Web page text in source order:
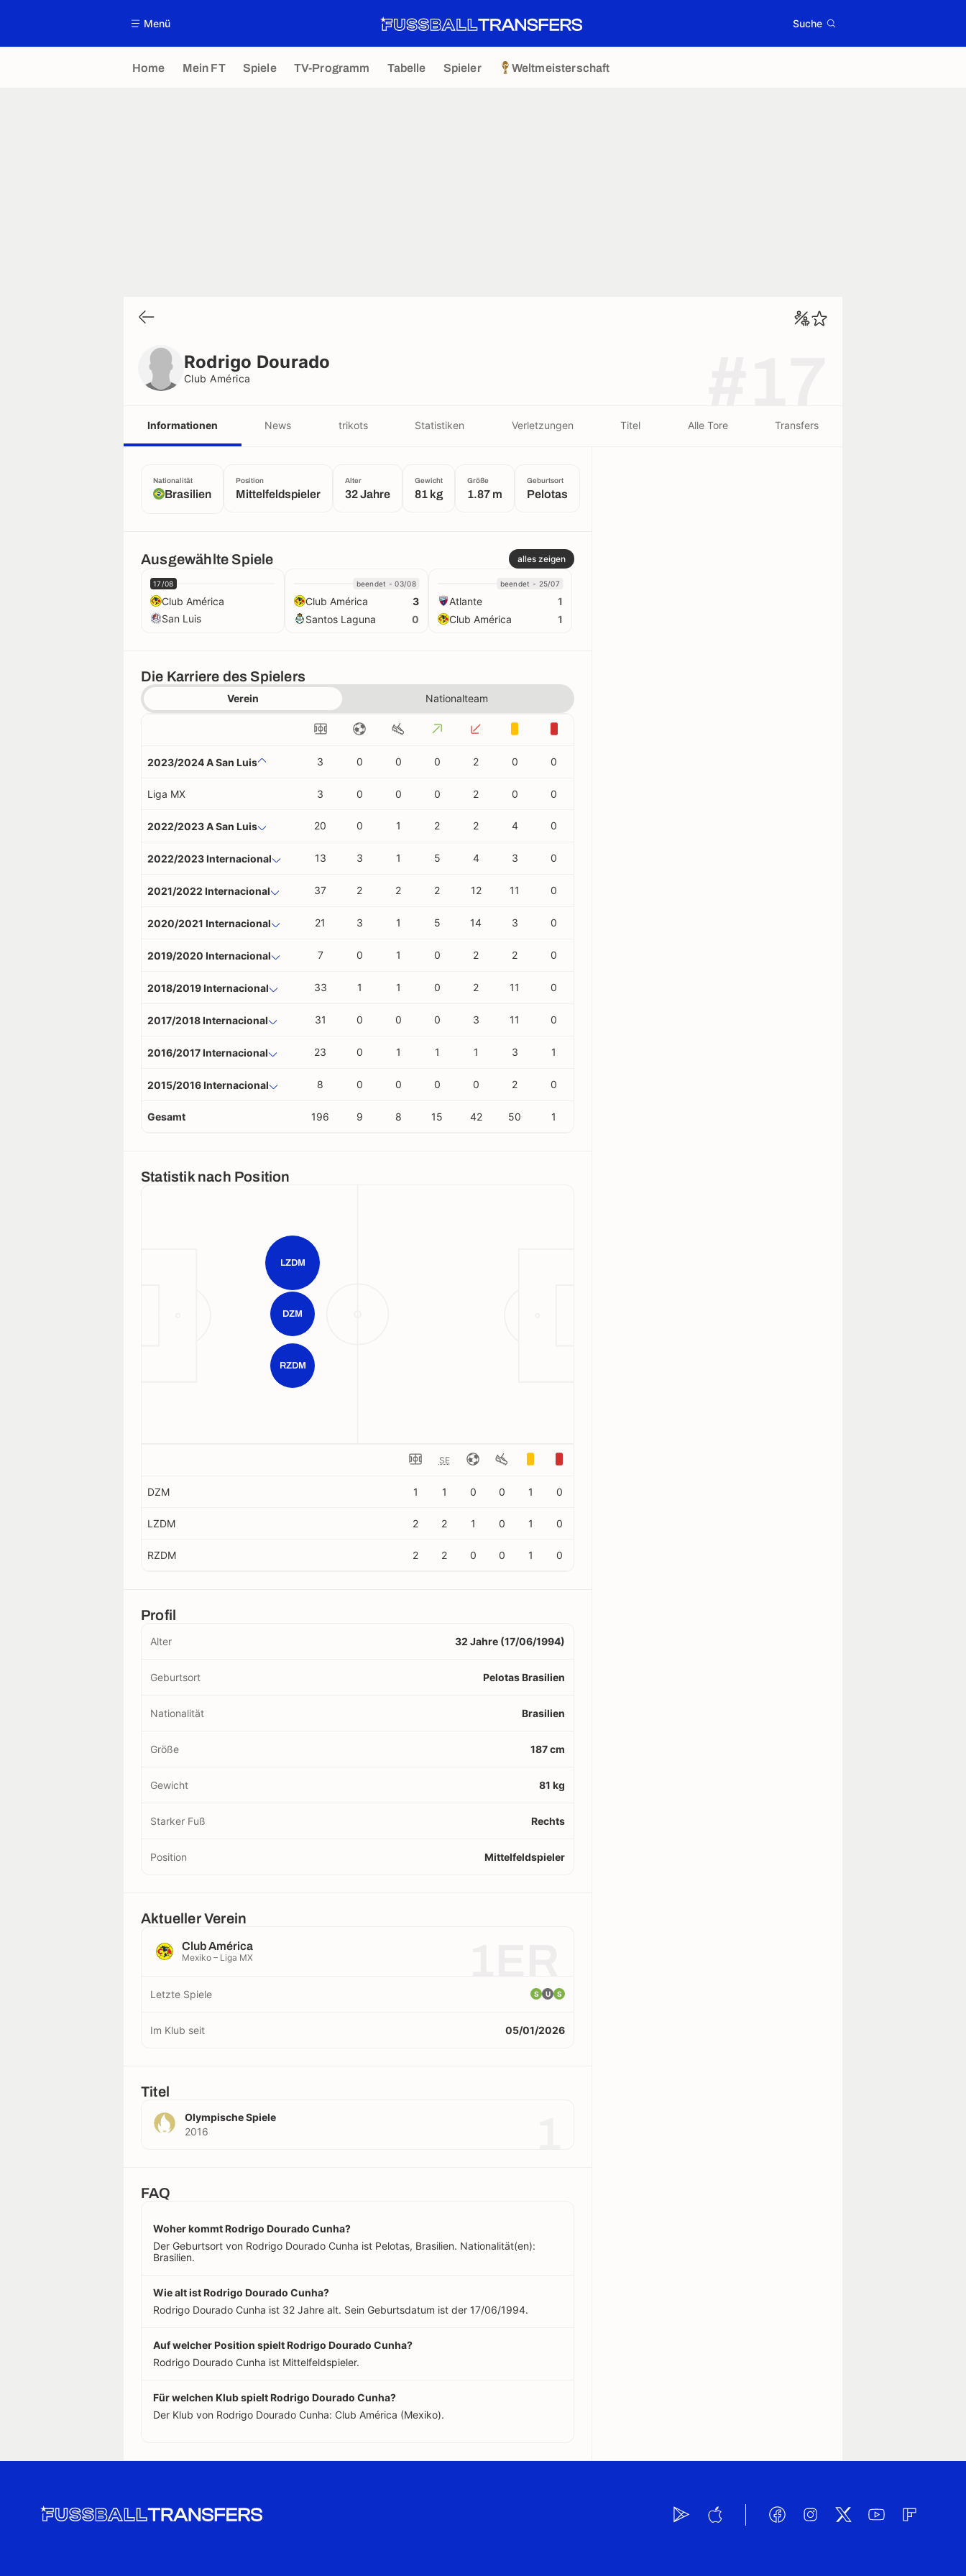
Menü Suche
Home Mein FT Spiele TV-Programm Tabelle Spieler Weltmeisterschaft
Rodrigo Dourado
Club América
Informationen News trikots Statistiken Verletzungen Titel Alle Tore Transfers
Nationalität
Brasilien
Position
Mittelfeldspieler
Alter
32 Jahre
Gewicht
81 kg
Größe
1.87 m
Geburtsort
Pelotas
Ausgewählte Spiele alles zeigen
17/08
Club América
San Luis
beendet - 03/08
Club América
3
Santos Laguna
0
beendet - 25/07
Atlante
1
Club América
1
Die Karriere des Spielers
Verein Nationalteam
2023/2024 A San Luis 3 0 0 0 2 0 0
Liga MX 3 0 0 0 2 0 0
2022/2023 A San Luis 20 0 1 2 2 4 0
2022/2023 Internacional 13 3 1 5 4 3 0
2021/2022 Internacional 37 2 2 2 12 11 0
2020/2021 Internacional 21 3 1 5 14 3 0
2019/2020 Internacional 7 0 1 0 2 2 0
2018/2019 Internacional 33 1 1 0 2 11 0
2017/2018 Internacional 31 0 0 0 3 11 0
2016/2017 Internacional 23 0 1 1 1 3 1
2015/2016 Internacional 8 0 0 0 0 2 0
Gesamt 196 9 8 15 42 50 1
Statistik nach Position
LZDM
RZDM
DZM
SE
DZM 1 1 0 0 1 0
LZDM 2 2 1 0 1 0
RZDM 2 2 0 0 1 0
Profil
Alter 32 Jahre (17/06/1994)
Geburtsort Pelotas Brasilien
Nationalität Brasilien
Größe 187 cm
Gewicht 81 kg
Starker Fuß Rechts
Position Mittelfeldspieler
Aktueller Verein
Club América
Mexiko – Liga MX
Letzte Spiele S U S
Im Klub seit 05/01/2026
Titel
Olympische Spiele
2016
FAQ
Woher kommt Rodrigo Dourado Cunha?
Der Geburtsort von Rodrigo Dourado Cunha ist Pelotas, Brasilien. Nationalität(en):
Brasilien.
Wie alt ist Rodrigo Dourado Cunha?
Rodrigo Dourado Cunha ist 32 Jahre alt. Sein Geburtsdatum ist der 17/06/1994.
Auf welcher Position spielt Rodrigo Dourado Cunha?
Rodrigo Dourado Cunha ist Mittelfeldspieler.
Für welchen Klub spielt Rodrigo Dourado Cunha?
Der Klub von Rodrigo Dourado Cunha: Club América (Mexiko).